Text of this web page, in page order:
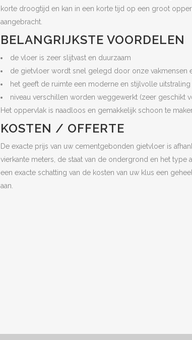
korte droogtijd en kan in een korte tijd op een groot
aangebracht.
BELANGRIJKSTE VOORDELEN
de vloer is zeer slijtvast en duurzaam
de gietvloer wordt snel gelegd door onze vakmensen
het geeft de ruimte een moderne en stijlvolle uitstraling
niveau verschillen worden weggewerkt (zeer geschikt
Het oppervlak is naadloos en gemakkelijk schoon te
KOSTEN / OFFERTE
De exacte prijs van uw cementgebonden gietvloer is
vierkante meters, de staat van de ondergrond en het type
een exacte schatting van de kosten van uw klus een
aan.